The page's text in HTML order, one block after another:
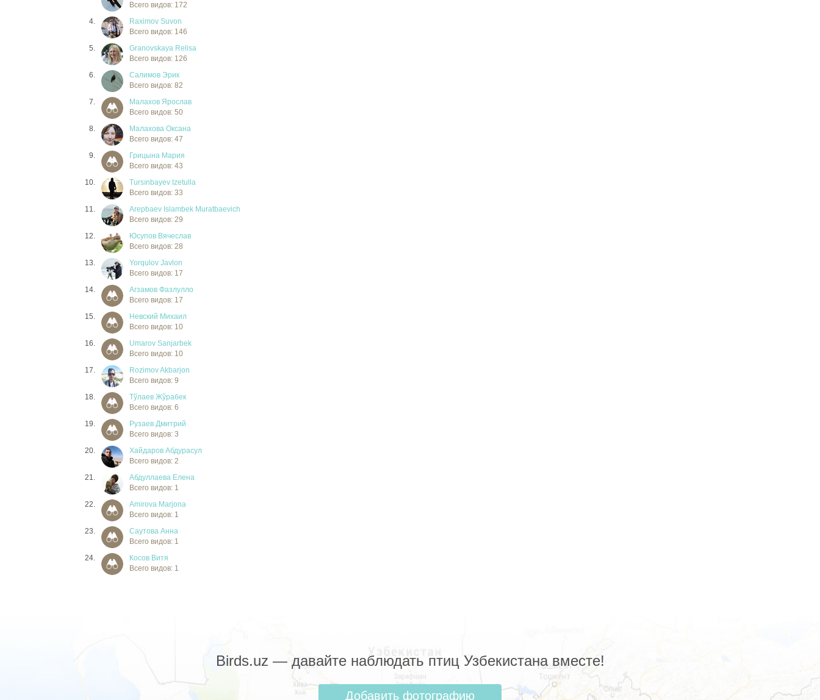
Всего видов: 172
4.
Raximov Suvon
Всего видов: 146
5.
Granovskaya Relisa
Всего видов: 126
6.
Салимов Эрик
Всего видов: 82
7.
Малахов Ярослав
Всего видов: 50
8.
Малахова Оксана
Всего видов: 47
9.
Грицына Мария
Всего видов: 43
10.
Tursınbayev Izetulla
Всего видов: 33
11.
Arepbaev Islambek Muratbaevich
Всего видов: 29
12.
Юсупов Вячеслав
Всего видов: 28
13.
Yorqulov Javlon
Всего видов: 17
14.
Агзамов Фазлулло
Всего видов: 17
15.
Невский Михаил
Всего видов: 10
16.
Umarov Sanjarbek
Всего видов: 10
17.
Rozimov Akbarjon
Всего видов: 9
18.
Тўлаев Жўрабек
Всего видов: 6
19.
Рузаев Дмитрий
Всего видов: 3
20.
Хайдаров Абдурасул
Всего видов: 2
21.
Абдуллаева Елена
Всего видов: 1
22.
Amirova Marjona
Всего видов: 1
23.
Саутова Анна
Всего видов: 1
24.
Косов Витя
Всего видов: 1
Birds.uz — давайте наблюдать птиц Узбекистана вместе!
Добавить фотографию